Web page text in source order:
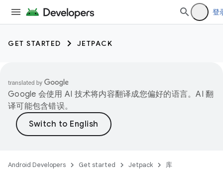
登
GET STARTED JETPACK
Google 会使用 AI 技术将内容翻译成您偏好的语言。AI 翻
译可能包含错误。
Android Developers Get started Jetpack 库